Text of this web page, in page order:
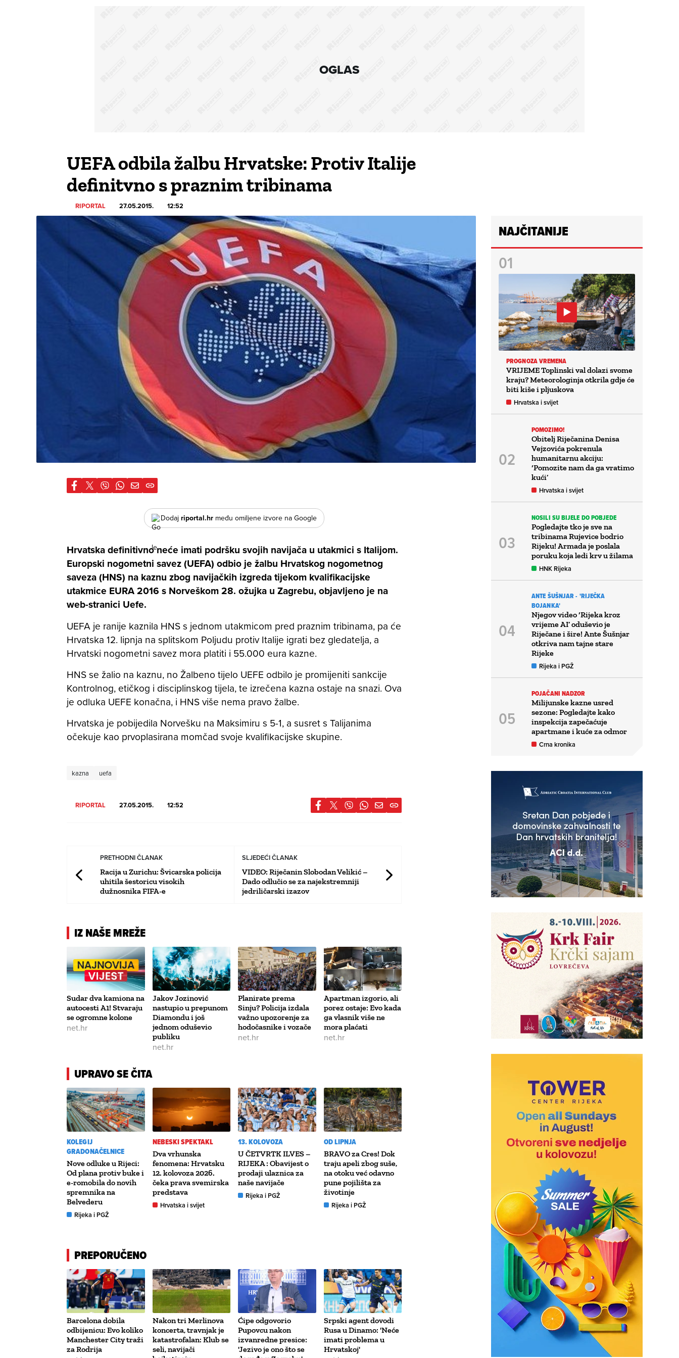
OGLAS
UEFA odbila žalbu Hrvatske: Protiv Italije
definitvno s praznim tribinama
RIPORTAL 27.05.2015. 12:52
Dodaj riportal.hr među omiljene izvore na Google
Hrvatska definitivno neće imati podršku svojih navijača u utakmici s Italijom.
Europski nogometni savez (UEFA) odbio je žalbu Hrvatskog nogometnog
saveza (HNS) na kaznu zbog navijačkih izgreda tijekom kvalifikacijske
utakmice EURA 2016 s Norveškom 28. ožujka u Zagrebu, objavljeno je na
web-stranici Uefe.
UEFA je ranije kaznila HNS s jednom utakmicom pred praznim tribinama, pa će
Hrvatska 12. lipnja na splitskom Poljudu protiv Italije igrati bez gledatelja, a
Hrvatski nogometni savez mora platiti i 55.000 eura kazne.
HNS se žalio na kaznu, no Žalbeno tijelo UEFE odbilo je promijeniti sankcije
Kontrolnog, etičkog i disciplinskog tijela, te izrečena kazna ostaje na snazi. Ova
je odluka UEFE konačna, i HNS više nema pravo žalbe.
Hrvatska je pobijedila Norvešku na Maksimiru s 5-1, a susret s Talijanima
očekuje kao prvoplasirana momčad svoje kvalifikacijske skupine.
kazna uefa
RIPORTAL 27.05.2015. 12:52
PRETHODNI ČLANAK
Racija u Zurichu: Švicarska policija
uhitila šestoricu visokih
dužnosnika FIFA-e
SLJEDEĆI ČLANAK
VIDEO: Riječanin Slobodan Velikić –
Dado odlučio se za najekstremniji
jedriličarski izazov
IZ NAŠE MREŽE
Sudar dva kamiona na
autocesti A1! Stvaraju
se ogromne kolone
net.hr
Jakov Jozinović
nastupio u prepunom
Diamondu i još
jednom oduševio
publiku
net.hr
Planirate prema
Sinju? Policija izdala
važno upozorenje za
hodočasnike i vozače
net.hr
Apartman izgorio, ali
porez ostaje: Evo kada
ga vlasnik više ne
mora plaćati
net.hr
UPRAVO SE ČITA
KOLEGIJ
GRADONAČELNICE
Nove odluke u Rijeci:
Od plana protiv buke i
e-romobila do novih
spremnika na
Belvederu
Rijeka i PGŽ
NEBESKI SPEKTAKL
Dva vrhunska
fenomena: Hrvatsku
12. kolovoza 2026.
čeka prava svemirska
predstava
Hrvatska i svijet
13. KOLOVOZA
U ČETVRTK ILVES –
RIJEKA : Obavijest o
prodaji ulaznica za
naše navijače
Rijeka i PGŽ
OD LIPNJA
BRAVO za Cres! Dok
traju apeli zbog suše,
na otoku već odavno
pune pojilišta za
životinje
Rijeka i PGŽ
PREPORUČENO
Barcelona dobila
odbijenicu: Evo koliko
Manchester City traži
za Rodrija
Nakon tri Merlinova
koncerta, travnjak je
katastrofalan: Klub se
seli, navijači
Ćipe odgovorio
Pupovcu nakon
izvanredne presice:
'Jezivo je ono što se
Srpski agent dovodi
Rusa u Dinamo: 'Neće
imati problema u
Hrvatskoj'
NAJČITANIJE
PROGNOZA VREMENA
VRIJEME Toplinski val dolazi svome
kraju? Meteorologinja otkrila gdje će
biti kiše i pljuskova
Hrvatska i svijet
POMOZIMO!
Obitelj Riječanina Denisa
Vejzovića pokrenula
humanitarnu akciju:
‘Pomozite nam da ga vratimo
kući’
Hrvatska i svijet
NOSILI SU BIJELE DO POBJEDE
Pogledajte tko je sve na
tribinama Rujevice bodrio
Rijeku! Armada je poslala
poruku koja ledi krv u žilama
HNK Rijeka
ANTE ŠUŠNJAR - 'RIJEČKA
BOJANKA'
Njegov video ‘Rijeka kroz
vrijeme AI’ oduševio je
Riječane i šire! Ante Šušnjar
otkriva nam tajne stare
Rijeke
Rijeka i PGŽ
POJAČANI NADZOR
Milijunske kazne usred
sezone: Pogledajte kako
inspekcija zapečaćuje
apartmane i kuće za odmor
Crna kronika